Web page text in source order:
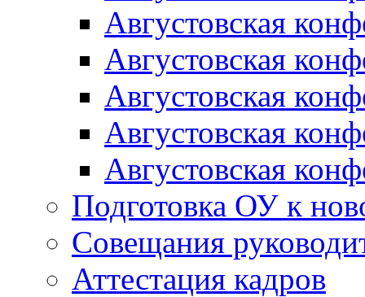
Августовская
Августовская
Августовская
Августовская
Августовская
Подготовка ОУ к
Совещания
Аттестация кадров